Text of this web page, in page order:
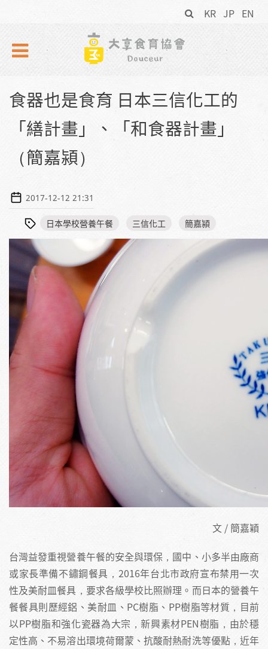
KR JP EN
搜
尋
表
食器也是食育 日本三信化工的
「繕計畫」、「和食器計畫」
（簡嘉潁）
2017-12-12 21:31
日本學校營養午餐 三信化工 簡嘉潁
文 / 簡嘉穎
台灣益發重視營養午餐的安全與環保，國中、小多半由廠商
或家長準備不鏽鋼餐具，2016年台北市政府宣布禁用一次
性及美耐皿餐具，要求各級學校比照辦理。而日本的營養午
餐餐具則歷經鋁、美耐皿、PC樹脂、PP樹脂等材質，目前
以PP樹脂和強化瓷器為大宗，新興素材PEN樹脂，由於穩
定性高、不易溶出環境荷爾蒙、抗酸耐熱耐洗等優點，近年